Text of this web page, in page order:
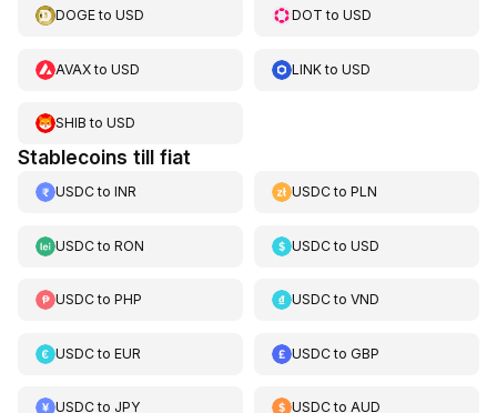
DOGEto USD DOT toUSD
AVAXto USD LINKtoUSD
SHIB to USD
Stablecoins till fiat
USDCto INR USDCtoPLN
USDCto RON USDCtoUSD
USDCto PHP USDCtoVND
USDCto EUR USDCtoGBP
USDCto JPY USDCtoAUD